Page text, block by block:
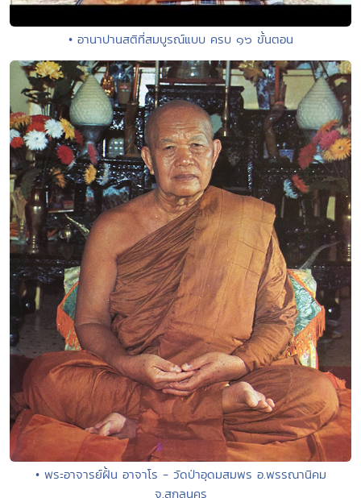
• อานาปานสติที่สมบูรณ์แบบ ครบ ๑๖ ขั้นตอน
• พระอาจารย์ฝั้น อาจาโร - วัดป่าอุดมสมพร อ.พรรณานิคม
จ.สกลนคร